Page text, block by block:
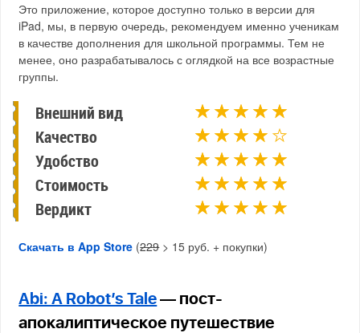
Это приложение, которое доступно только в версии для
iPad, мы, в первую очередь, рекомендуем именно ученикам
в качестве дополнения для школьной программы. Тем не
менее, оно разрабатывалось с оглядкой на все возрастные
группы.
Внешний вид
Качество
Удобство
Стоимость
Вердикт
Скачать в App Store (229> 15 руб. + покупки)
Abi: A Robot’s Tale — пост-
апокалиптическое путешествие